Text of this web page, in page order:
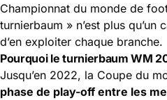
Championnat du monde de
turnierbaum » n’est plus
d’en exploiter chaque branche.
Pourquoi le turnierbaum WM
Jusqu’en 2022, la Coupe du
phase de play-off entre les